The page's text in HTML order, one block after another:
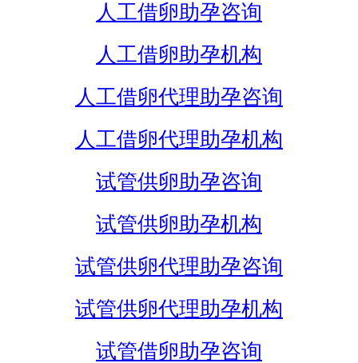
人工借卵助孕咨询
人工借卵助孕机构
人工借卵代理助孕咨询
人工借卵代理助孕机构
试管供卵助孕咨询
试管供卵助孕机构
试管供卵代理助孕咨询
试管供卵代理助孕机构
试管借卵助孕咨询